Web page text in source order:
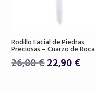
Rodillo Facial de Piedras
Preciosas – Cuarzo de Roca
26,00€El
22,90€El